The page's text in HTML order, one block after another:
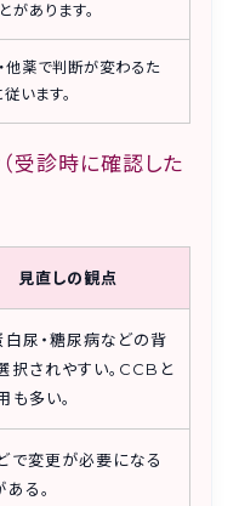
があります。
他薬で判断が変わるた
います。
受診時に確認した
見直しの観点
白尿・糖尿病などの背
択されやすい。CCBと
も多い。
で変更が必要になる
ある。